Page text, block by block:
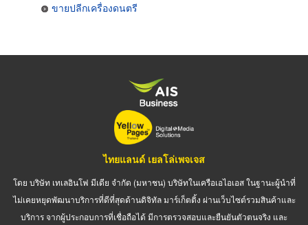
ขายปลีกเครื่องดนตรี
ไทยแลนด์ เยลโล่เพจเจส
โดย บริษัท เทเลอินโฟ มีเดีย จำกัด (มหาชน) บริษัทในเครือเอไอเอส ในฐานะผู้นำที่
ไม่เคยหยุดพัฒนาบริการที่ดีที่สุดด้านดิจิทัล มาร์เก็ตติ้ง ผ่านเว็บไซต์รวมสินค้าและ
บริการ จากผู้ประกอบการที่เชื่อถือได้ มีการตรวจสอบและยืนยันตัวตนจริง และ